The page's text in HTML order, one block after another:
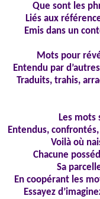
Que sont les
Liés aux
Emis dans un
Mots pour
Entendu par
Traduits, trahis,
Les
Entendus,
Voilà où
Chacune
Sa
En coopérant les
Essayez